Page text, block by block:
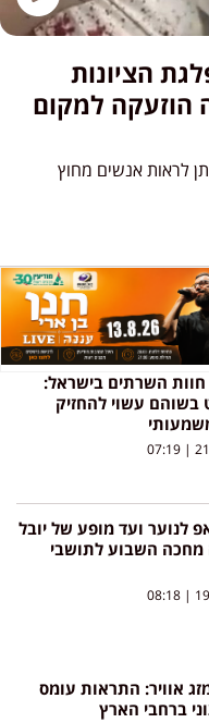
הציונות
למקום
שהגיעו לידי חדשות 08 ניתן לראות אנשים מחוץ
השרתים בישראל:
בשוהם עשוי להחזיק
לנוער ועד מופע של יובל
מחכה השבוע לתושבי
אוויר: התראות עומס
ברחבי הארץ